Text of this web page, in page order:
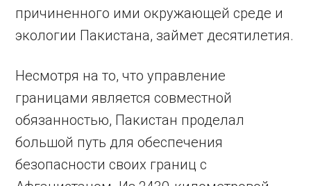
причиненного ими окружающей среде и
экологии Пакистана, займет десятилетия.
Несмотря на то, что управление
границами является совместной
обязанностью, Пакистан проделал
большой путь для обеспечения
безопасности своих границ с